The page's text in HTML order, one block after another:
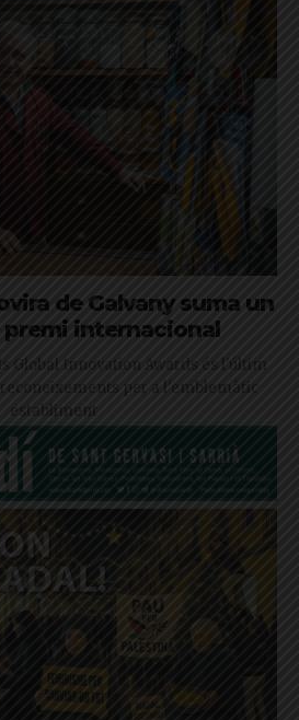
de Galvany suma un
internacional
Global Innovation Awards és l'últim
per a l'emblemàtic
establiment